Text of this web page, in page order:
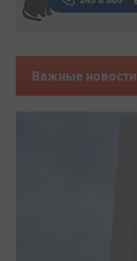
Важные новости